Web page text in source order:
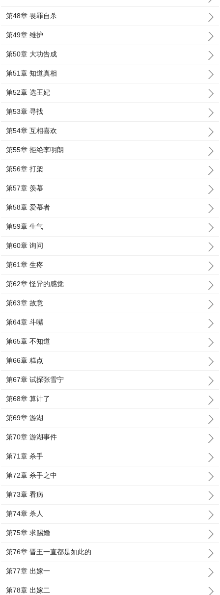
第48章 畏罪自杀
第49章 维护
第50章 大功告成
第51章 知道真相
第52章 选王妃
第53章 寻找
第54章 互相喜欢
第55章 拒绝李明朗
第56章 打架
第57章 羡慕
第58章 爱慕者
第59章 生气
第60章 询问
第61章 生疼
第62章 怪异的感觉
第63章 故意
第64章 斗嘴
第65章 不知道
第66章 糕点
第67章 试探张雪宁
第68章 算计了
第69章 游湖
第70章 游湖事件
第71章 杀手
第72章 杀手之中
第73章 看病
第74章 杀人
第75章 求赐婚
第76章 晋王一直都是如此的
第77章 出嫁一
第78章 出嫁二